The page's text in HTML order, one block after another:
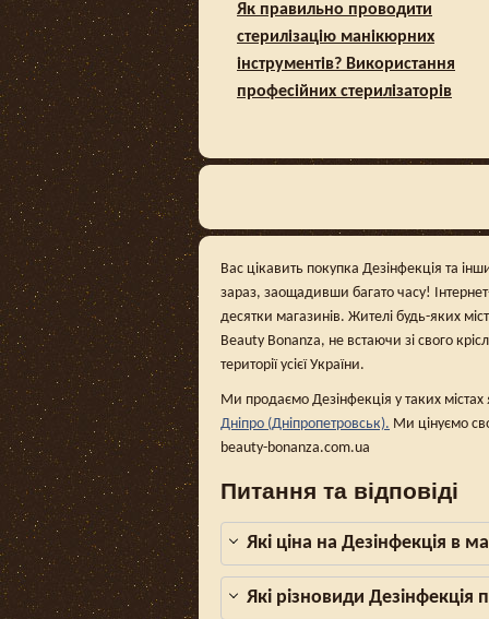
Як правильно проводити
стерилізацію манікюрних
інструментів? Використання
професійних стерилізаторів
Вас цікавить покупка Дезінфекція та
зараз, заощадивши багато часу!
десятки магазинів. Жителі будь-яких
Beauty Bonanza, не встаючи зі свого
території усієї України.
Ми продаємо Дезінфекція у таких
Дніпро (Дніпропетровськ). Ми цінуємо
beauty-bonanza.com.ua
Питання та відповіді
Які ціна на Дезінфекція в
Які різновиди Дезінфекція